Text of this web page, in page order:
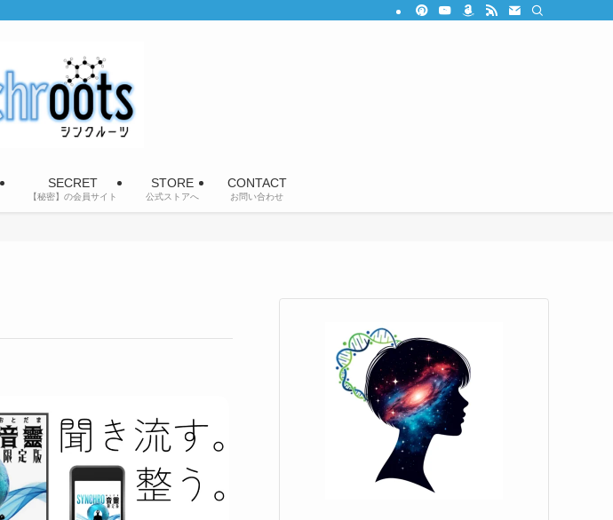
SECRET
【秘密】の会員サイト
STORE
公式ストアへ
CONTACT
お問い合わせ